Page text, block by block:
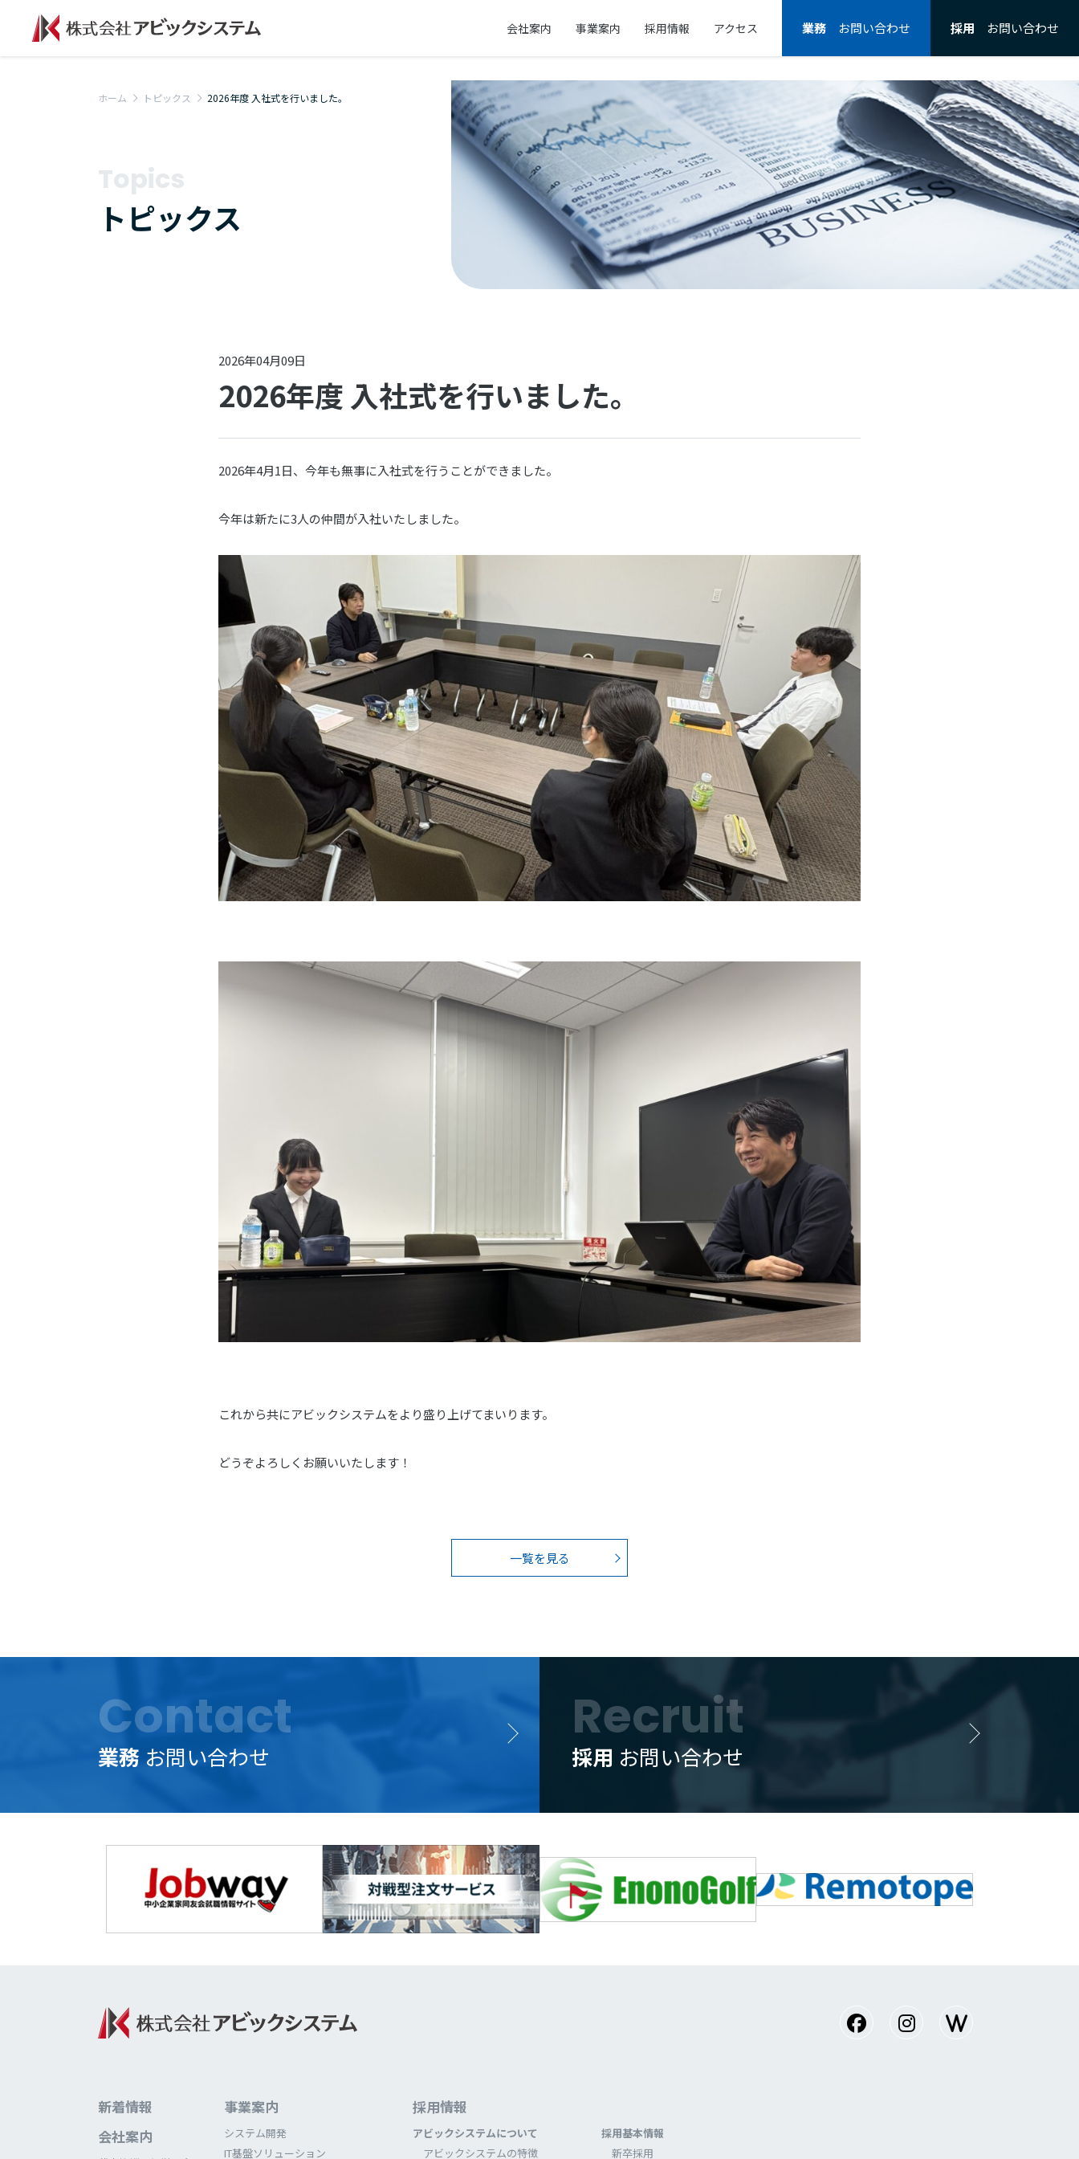
会社案内 事業案内 採用情報 アクセス 業務 お問い合わせ 採用 お問い合わせ
ホーム トピックス 2026年度 入社式を行いました。
Topics
トピックス
2026年04月09日
2026年度 入社式を行いました。
2026年4月1日、今年も無事に入社式を行うことができました。
今年は新たに3人の仲間が入社いたしました。
これから共にアビックシステムをより盛り上げてまいります。
どうぞよろしくお願いいたします！
一覧を見る
Contact
業務 お問い合わせ
Recruit
採用 お問い合わせ
新着情報
会社案内
事業案内
システム開発
IT基盤ソリューション
採⽤情報
アビックシステムについて
アビックシステムの特徴
採⽤基本情報
新卒採⽤